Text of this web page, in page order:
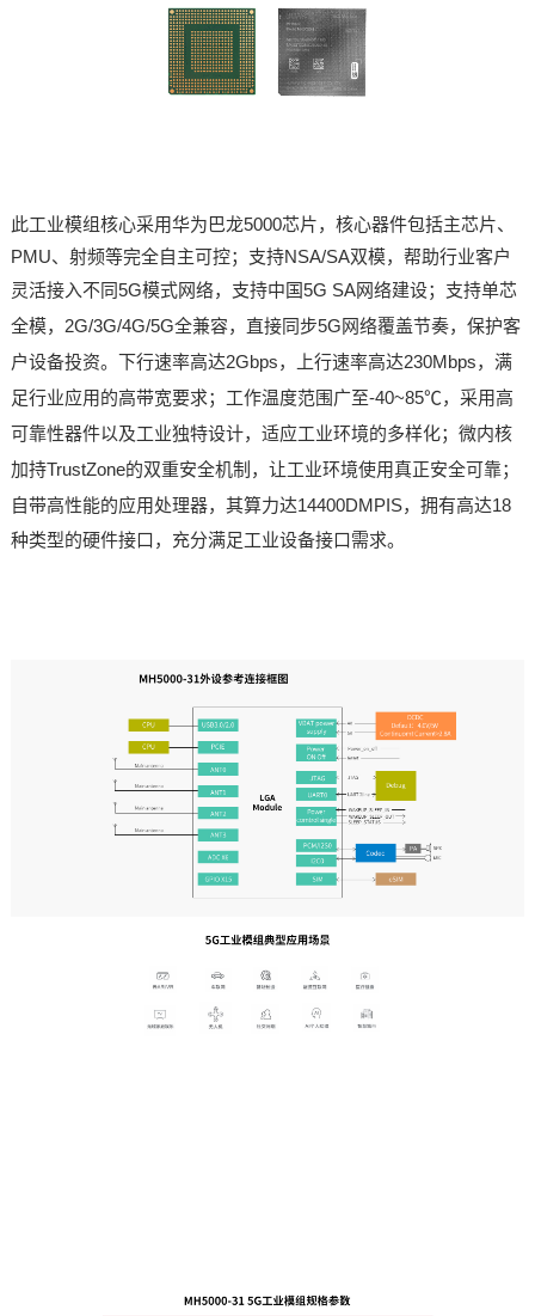
此工业模组核心采用华为巴龙5000芯片，核心器件包括主芯片、
PMU、射频等完全自主可控； 支持NSA/SA双模，帮助行业客户
灵活接入不同5G模式网络，支持中国5G SA网络建设；支持单芯
全模，2G/3G/4G/5G全兼容，直接同步5G网络覆盖节奏，保护客
户设备投资。下行速率高达2Gbps，上行速率高达230Mbps，满
足行业应用的高带宽要求；工作温度范围广至-40~85℃，采用高
可靠性器件以及工业独特设计，适应工业环境的多样化；微内核
加持TrustZone的双重安全机制，让工业环境使用真正安全可靠；
自带高性能的应用处理器，其算力达14400DMPIS，拥有高达18
种类型的硬件接口，充分满足工业设备接口需求。